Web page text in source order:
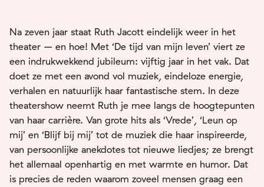
Na zeven jaar staat Ruth Jacott eindelijk weer in het
theater – en hoe! Met ‘De tijd van mijn leven’ viert ze
een indrukwekkend jubileum: vijftig jaar in het vak. Dat
doet ze met een avond vol muziek, eindeloze energie,
verhalen en natuurlijk haar fantastische stem. In deze
theatershow neemt Ruth je mee langs de hoogtepunten
van haar carrière. Van grote hits als ‘Vrede’, ‘Leun op
mij’ en ‘Blijf bij mij’ tot de muziek die haar inspireerde,
van persoonlijke anekdotes tot nieuwe liedjes; ze brengt
het allemaal openhartig en met warmte en humor. Dat
is precies de reden waarom zoveel mensen graag een